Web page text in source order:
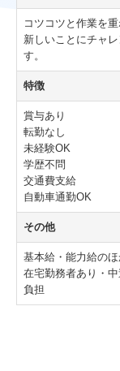
コツコツと作業を
新しいことにチャ
す。
特徴
賞与あり
転勤なし
未経験OK
学歴不問
交通費支給
自動車通勤OK
その他
基本給・能力給の
在宅勤務者あり・
負担